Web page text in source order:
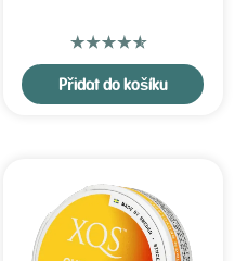
Přidat do košíku